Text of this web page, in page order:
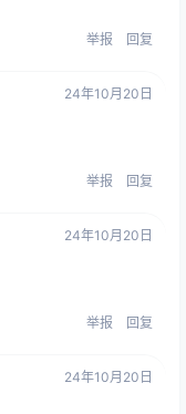
举报 回复
24年10月20日
举报 回复
24年10月20日
举报 回复
24年10月20日